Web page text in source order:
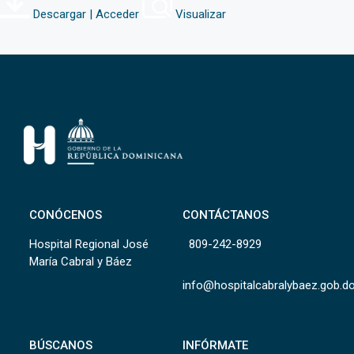
Descargar | Acceder Visualizar
CONÓCENOS
Hospital Regional José
María Cabral y Báez
CONTÁCTANOS
809-242-8929
BÚSCANOS INFÓRMATE